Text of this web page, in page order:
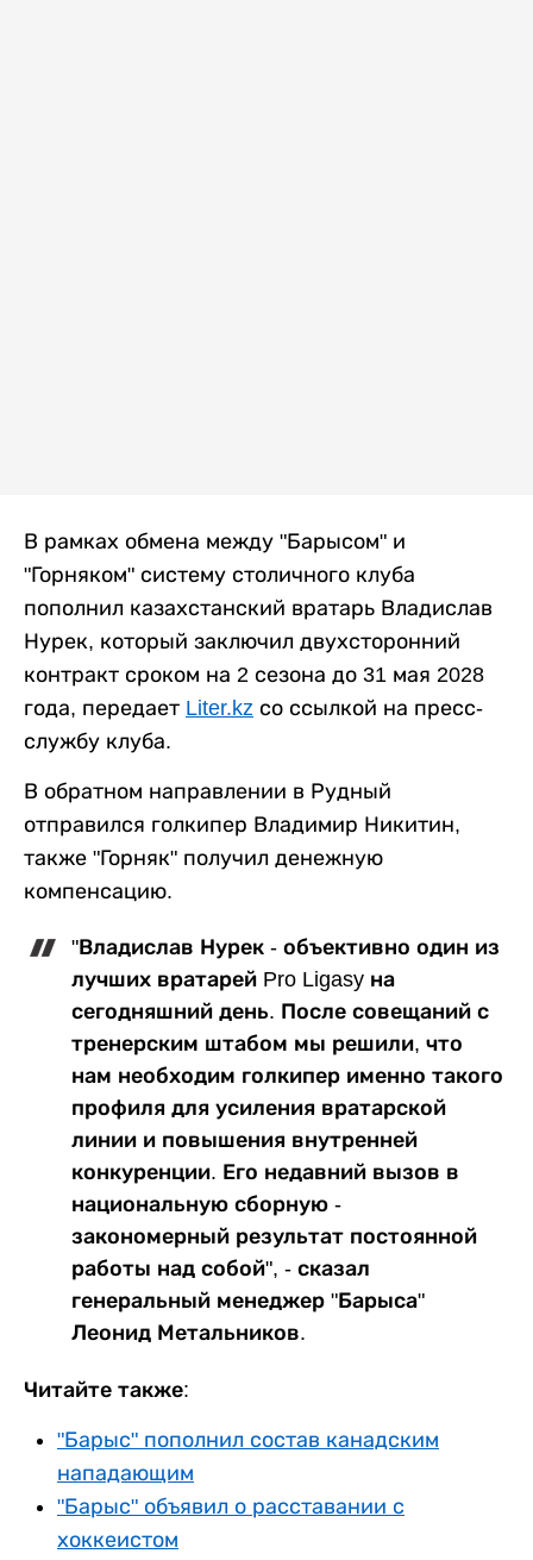
В рамках обмена между "Барысом" и
"Горняком" систему столичного клуба
пополнил казахстанский вратарь Владислав
Нурек, который заключил двухсторонний
контракт сроком на 2 сезона до 31 мая 2028
года, передает Liter.kz со ссылкой на пресс-
службу клуба.
В обратном направлении в Рудный
отправился голкипер Владимир Никитин,
также "Горняк" получил денежную
компенсацию.
"Владислав Нурек - объективно один из
лучших вратарей Pro Ligasy на
сегодняшний день. После совещаний с
тренерским штабом мы решили, что
нам необходим голкипер именно такого
профиля для усиления вратарской
линии и повышения внутренней
конкуренции. Его недавний вызов в
национальную сборную -
закономерный результат постоянной
работы над собой", - сказал
генеральный менеджер "Барыса"
Леонид Метальников.
Читайте также:
"Барыс" пополнил состав канадским
нападающим
"Барыс" объявил о расставании с
хоккеистом